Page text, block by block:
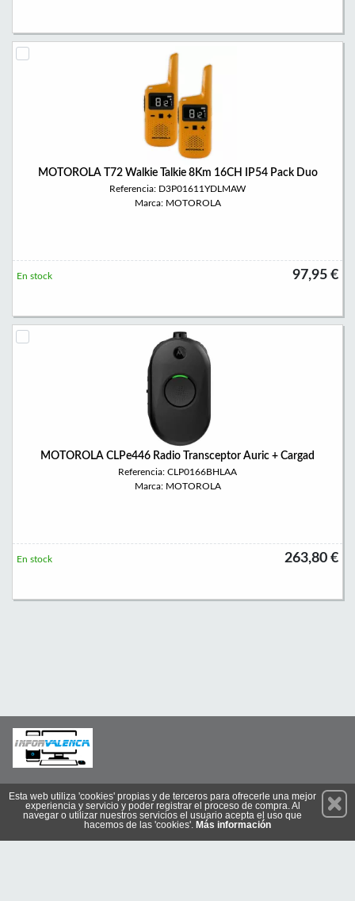
MOTOROLA T72 Walkie Talkie 8Km 16CH IP54 Pack Duo
Referencia: D3P01611YDLMAW
Marca: MOTOROLA
97,95 €
En stock
MOTOROLA CLPe446 Radio Transceptor Auric + Cargad
Referencia: CLP0166BHLAA
Marca: MOTOROLA
263,80 €
En stock
Suscríbete
Esta web utiliza 'cookies' propias y de terceros para ofrecerle una mejor
experiencia y servicio y poder registrar el proceso de compra. Al
navegar o utilizar nuestros servicios el usuario acepta el uso que
hacemos de las 'cookies'. Más información